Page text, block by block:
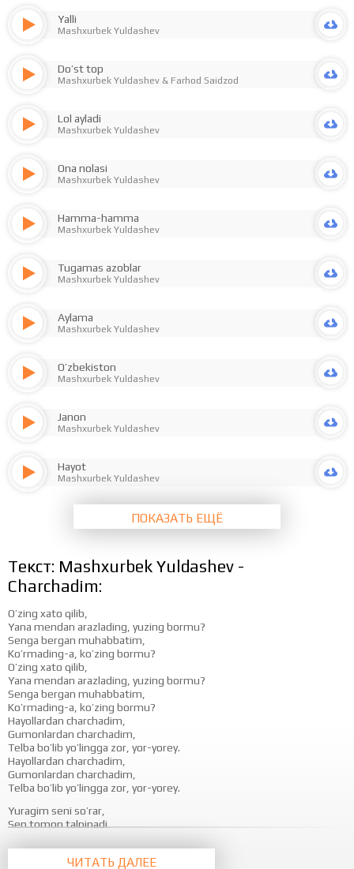
Yalli
Mashxurbek Yuldashev
Do’st top
Mashxurbek Yuldashev& Farhod Saidzod
Lol ayladi
Mashxurbek Yuldashev
Ona nolasi
Mashxurbek Yuldashev
Hamma-hamma
Mashxurbek Yuldashev
Tugamas azoblar
Mashxurbek Yuldashev
Aylama
Mashxurbek Yuldashev
O’zbekiston
Mashxurbek Yuldashev
Janon
Mashxurbek Yuldashev
Hayot
Mashxurbek Yuldashev
ПОКАЗАТЬ ЕЩЁ
Текст: Mashxurbek Yuldashev -
Charchadim:
O’zing xato qilib,
Yana mendan arazlading, yuzing bormu?
Senga bergan muhabbatim,
Ko’rmading-a, ko’zing bormu?
O’zing xato qilib,
Yana mendan arazlading, yuzing bormu?
Senga bergan muhabbatim,
Ko’rmading-a, ko’zing bormu?
Hayollardan charchadim,
Gumonlardan charchadim,
Telba bo’lib yo’lingga zor, yor-yorey.
Hayollardan charchadim,
Gumonlardan charchadim,
Telba bo’lib yo’lingga zor, yor-yorey.
Yuragim seni so’rar,
Sen tomon talpinadi,
Sen tomon talpinadi.
Yuragim seni so’rar,ЧИТАТЬ ДАЛЕЕ